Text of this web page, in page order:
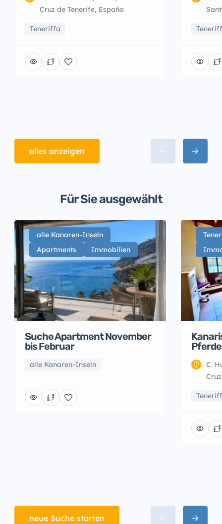
Cruz de Tenerife, España
Teneriffa
alles anzeigen
Für Sie ausgewählt
alle Kanaren-Inseln
Apartments
Immobilien
Suche Apartment November
bis Februar
alle Kanaren-Inseln
C.
neue Suche starten